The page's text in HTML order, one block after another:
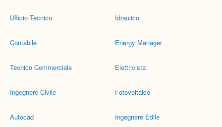
Ufficio Tecnico
Contabile
Tecnico Commerciale
Ingegnere Civile
Autocad
Idraulico
Energy Manager
Elettricista
Fotovoltaico
Ingegnere Edile